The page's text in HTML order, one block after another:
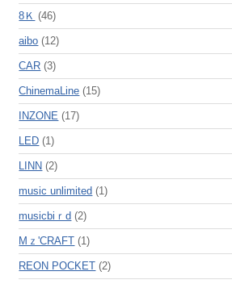
8Ｋ (46)
aibo (12)
CAR (3)
ChinemaLine (15)
INZONE (17)
LED (1)
LINN (2)
music unlimited (1)
musicbiｒd (2)
Mｚ'CRAFT (1)
REON POCKET (2)